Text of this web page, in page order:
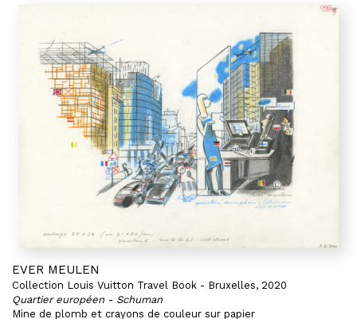
EVER MEULEN
Collection Louis Vuitton Travel Book - Bruxelles, 2020
Quartier européen - Schuman
Mine de plomb et crayons de couleur sur papier